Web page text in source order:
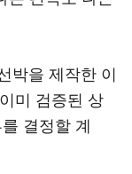
박을 제작한 이
미 검증된 상
결정할 계